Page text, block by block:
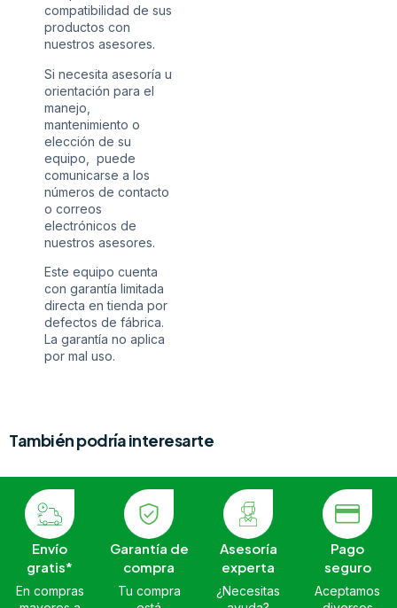
compatibilidad de sus
productos con
nuestros asesores.
Si necesita asesoría u
orientación para el
manejo,
mantenimiento o
elección de su
equipo, puede
comunicarse a los
números de contacto
o correos
electrónicos de
nuestros asesores.
Este equipo cuenta
con garantía limitada
directa en tienda por
defectos de fábrica.
La garantía no aplica
por mal uso.
También podría interesarte
Envío
gratis*
En compras
Garantía de
compra
Tu compra
Asesoría
experta
¿Necesitas
Pago
seguro
Aceptamos